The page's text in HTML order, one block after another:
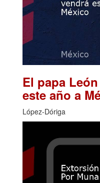
El papa
este año a
López-Dóriga